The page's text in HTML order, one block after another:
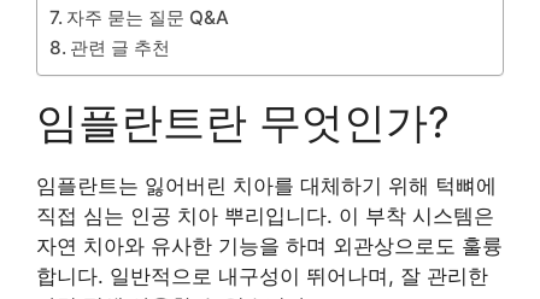
자주 묻는 질문 Q&A
관련 글 추천
임플란트란 무엇인가?
임플란트는 잃어버린 치아를 대체하기 위해 턱뼈에
직접 심는 인공 치아 뿌리입니다. 이 부착 시스템은
자연 치아와 유사한 기능을 하며 외관상으로도 훌륭
합니다. 일반적으로 내구성이 뛰어나며, 잘 관리한